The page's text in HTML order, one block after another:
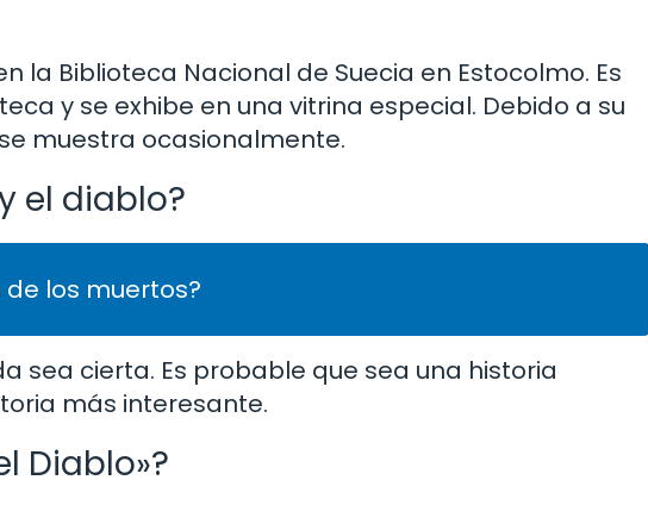
la Biblioteca Nacional de Suecia en Estocolmo. Es
y se exhibe en una vitrina especial. Debido a su
muestra ocasionalmente.
el diablo?
de los muertos?
sea cierta. Es probable que sea una historia
más interesante.
Diablo»?